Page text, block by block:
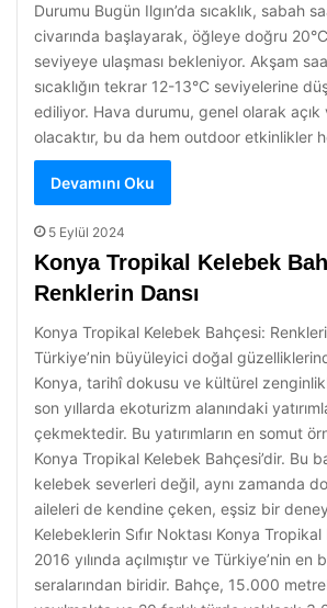
Durumu Bugün Ilgın’da sıcaklık, sabah
civarında başlayarak, öğleye doğru
seviyeye ulaşması bekleniyor. Akşam
sıcaklığın tekrar 12-13°C seviyelerine
ediliyor. Hava durumu, genel olarak açık
olacaktır, bu da hem outdoor etkinlikler
Devamını Oku
5 Eylül 2024
Konya Tropikal Kelebek
Renklerin Dansı
Konya Tropikal Kelebek Bahçesi:
Türkiye’nin büyüleyici doğal
Konya, tarihî dokusu ve kültürel
son yıllarda ekoturizm alanındaki
çekmektedir. Bu yatırımların en somut
Konya Tropikal Kelebek Bahçesi’dir. Bu
kelebek severleri değil, aynı zamanda
aileleri de kendine çeken, eşsiz bir
Kelebeklerin Sıfır Noktası Konya
2016 yılında açılmıştır ve Türkiye’nin
seralarından biridir. Bahçe, 15.000